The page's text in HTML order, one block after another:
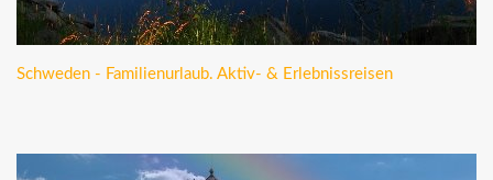
Schweden - Familienurlaub. Aktiv- & Erlebnissreisen